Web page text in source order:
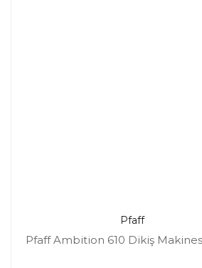
Pfaff
Pfaff Ambition 610 Dikiş